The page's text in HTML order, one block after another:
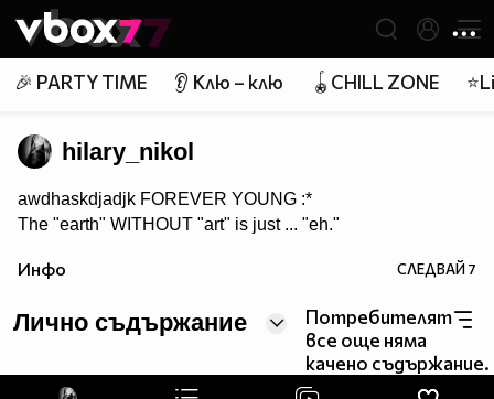
👾
🎉 PARTY TIME 👂 Клю – клю 🪀CHILL ZONE
hilary_nikol
awdhaskdjadjk FOREVER YOUNG :*
The "earth" WITHOUT "art" is just ... "eh."
Инфо СЛЕДВАЙ7
Лично съдържание
Потребителят
все още няма
качено съдържание.